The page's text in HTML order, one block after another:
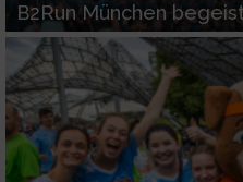
B2Run München